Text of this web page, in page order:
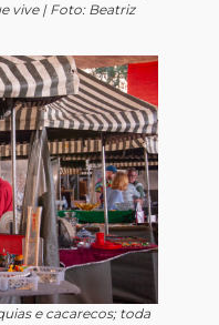
vive |Foto: Beatriz
e cacarecos; toda